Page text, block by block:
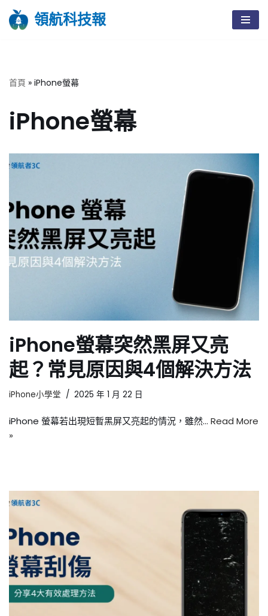
Skip
領航科技報
首頁 » iPhone螢幕
iPhone螢幕
iPhone螢幕突然黑屏又亮
起？常見原因與4個解決方法
iPhone小學堂 2025 年 1 月 22 日
iPhone 螢幕若出現短暫黑屏又亮起的情況，雖然… Read More
»